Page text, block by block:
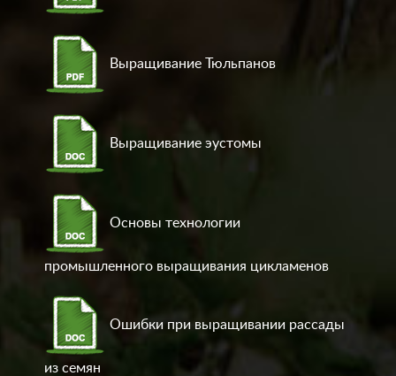
Выращивание Тюльпанов
Выращивание эустомы
Основы технологии
промышленного выращивания цикламенов
Ошибки при выращивании рассады
из семян